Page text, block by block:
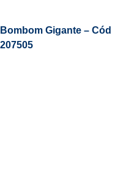
Bombom Gigante – Cód
207505